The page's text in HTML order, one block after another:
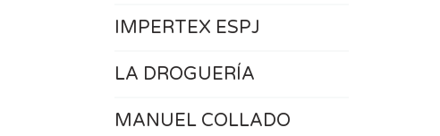
IMPERTEX ESPJ
LA DROGUERÍA
MANUEL COLLADO